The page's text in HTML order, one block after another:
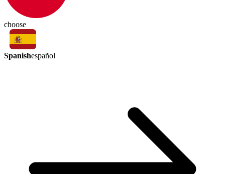
choose
Spanishespañol